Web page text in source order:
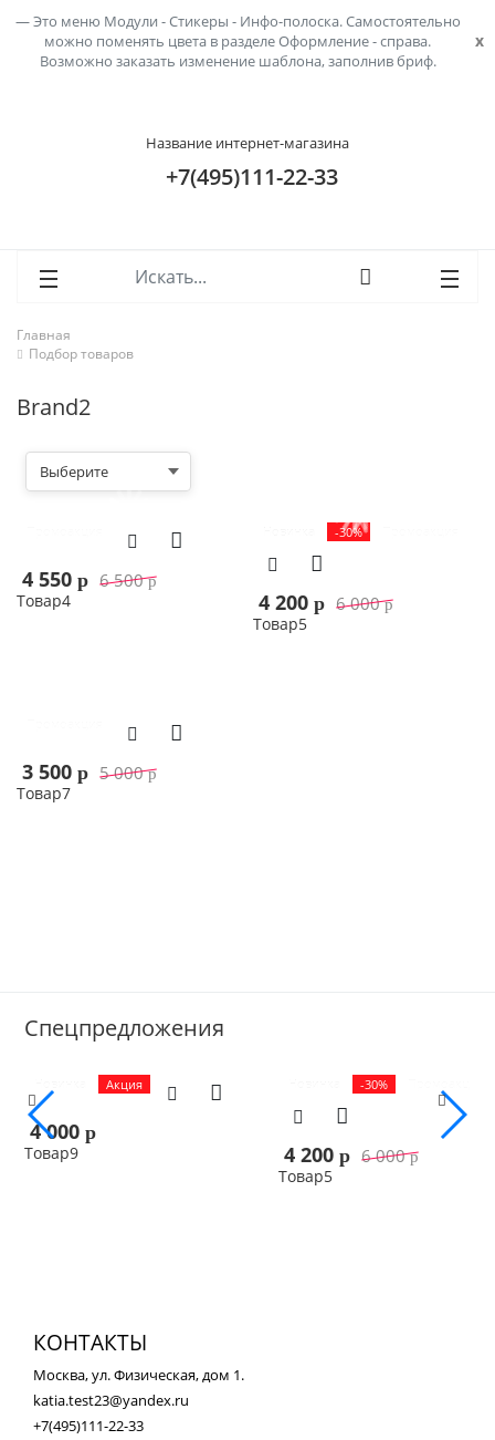
Это меню Модули - Стикеры - Инфо-полоска. Самостоятельно
можно поменять цвета в разделе Оформление - справа.
Возможно заказать изменение шаблона,заполнив бриф.
x
Название интернет-магазина
+7(495)111-22-33
Главная
Подбор товаров
Brand2
Выберите
4 550 p 6 500 p
Товар4
-30%
4 200 p 6 000 p
Товар5
3 500 p 5 000 p
Товар7
Спецпредложения
Акция
4 000 p
Товар9
-30%
4 200 p 6 000 p
Товар5
КОНТАКТЫ
Москва, ул. Физическая, дом 1.
katia.test23@yandex.ru
+7(495)111-22-33